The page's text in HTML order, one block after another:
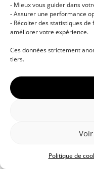
- Mieux vous guider dans
- Assurer une performance
- Récolter des statistiques
améliorer votre expérience.
Ces données strictement
tiers.
Politique de
musicale •